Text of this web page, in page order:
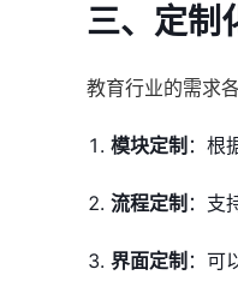
三、定制
教育行业的需求
模块定制 ：根
流程定制 ：支
界面定制 ：可